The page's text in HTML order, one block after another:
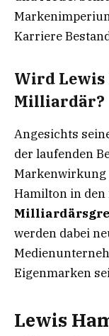
Karriere
Wird
Milliardär?
Angesichts
der laufenden
Markenwirkung
Hamilton in den
werden dabei
Eigenmarken
Lewis